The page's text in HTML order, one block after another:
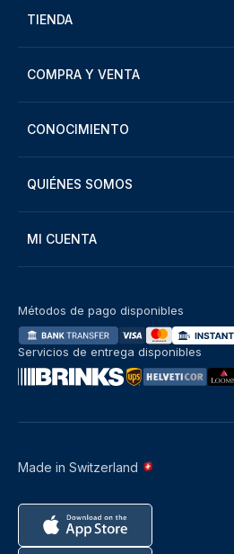
TIENDA
COMPRA Y VENTA
CONOCIMIENTO
QUIÉNES SOMOS
MI CUENTA
Made in Switzerland
Métodos de pago disponibles
Servicios de entrega disponibles